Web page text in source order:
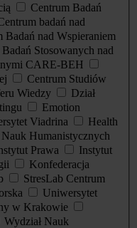
Centrum Badań
badań nad
Badań nad Wspieraniem
Stosowanych nad
CARE-BEH
Centrum Studiów
Wiedzy
Dział
Emotion
Viadrina
Health
Humanistycznych
Prawa
Instytut
Konfederacja
StresLab Centrum
Uniwersytet
w Krakowie
Wydział Nauk